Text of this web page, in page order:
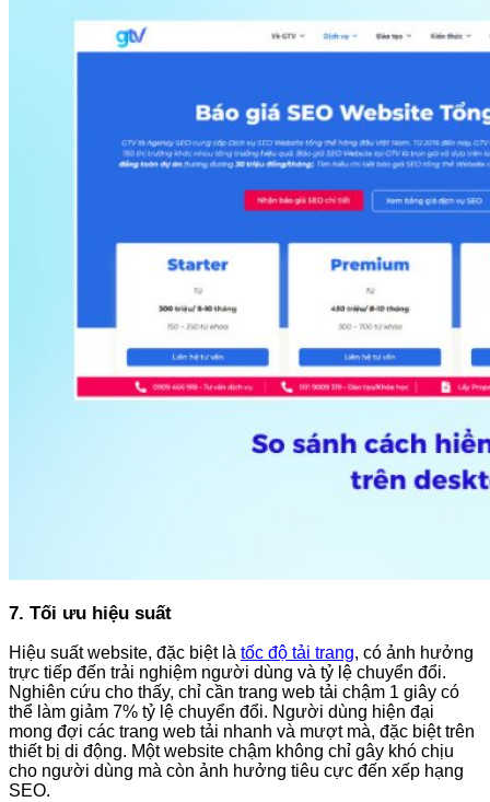
7. Tối ưu hiệu suất
Hiệu suất website, đặc biệt là tốc độ tải trang, có ảnh hưởng
trực tiếp đến trải nghiệm người dùng và tỷ lệ chuyển đổi.
Nghiên cứu cho thấy, chỉ cần trang web tải chậm 1 giây có
thể làm giảm 7% tỷ lệ chuyển đổi. Người dùng hiện đại
mong đợi các trang web tải nhanh và mượt mà, đặc biệt trên
thiết bị di động. Một website chậm không chỉ gây khó chịu
cho người dùng mà còn ảnh hưởng tiêu cực đến xếp hạng
SEO.